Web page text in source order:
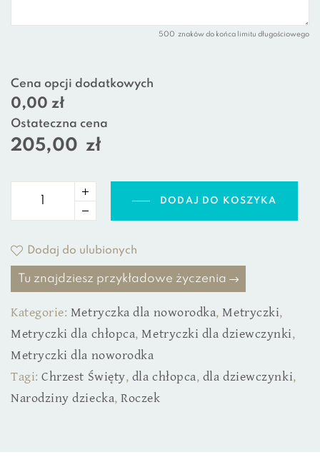
500 znaków do końca limitu długościowego
Cena opcji dodatkowych
0,00 zł
Ostateczna cena
205,00 zł
DODAJ DO KOSZYKA
Dodaj do ulubionych
Tu znajdziesz przykładowe życzenia
Kategorie: Metryczka dla noworodka,Metryczki,
Metryczki dla chłopca,Metryczki dla dziewczynki,
Metryczki dla noworodka
Tagi:Chrzest Święty, dla chłopca, dla dziewczynki,
Narodziny dziecka,Roczek